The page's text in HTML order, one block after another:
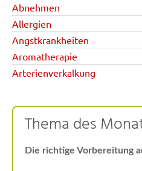
Abnehmen
Allergien
Angstkrankheiten
Aromatherapie
Arterienverkalkung
Thema des
Die richtige Vorbereitung